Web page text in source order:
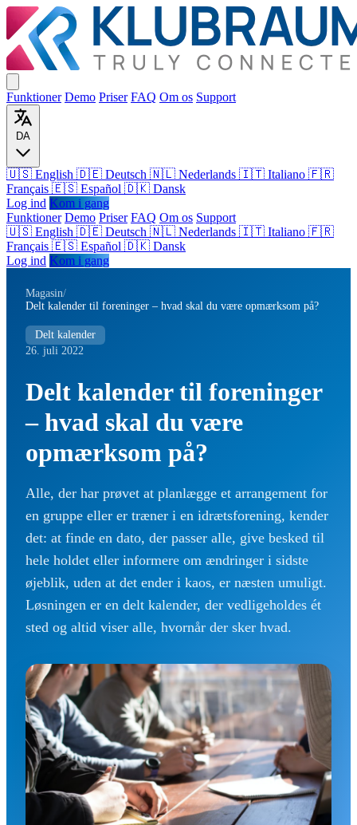
Funktioner Demo Priser FAQ Om os Support
DA
🇺🇸 English 🇩🇪 Deutsch 🇳🇱 Nederlands 🇮🇹 Italiano 🇫🇷
Français 🇪🇸 Español 🇩🇰 Dansk
Log ind Kom i gang
Funktioner Demo Priser FAQ Om os Support
🇺🇸 English 🇩🇪 Deutsch 🇳🇱 Nederlands 🇮🇹 Italiano 🇫🇷
Français 🇪🇸 Español 🇩🇰 Dansk
Log ind Kom i gang
Magasin/
Delt kalender til foreninger – hvad skal du være opmærksom på?
Delt kalender
26. juli 2022
Delt kalender til foreninger
– hvad skal du være
opmærksom på?
Alle, der har prøvet at planlægge et arrangement for
en gruppe eller er træner i en idrætsforening, kender
det: at finde en dato, der passer alle, give besked til
hele holdet eller informere om ændringer i sidste
øjeblik, uden at det ender i kaos, er næsten umuligt.
Løsningen er en delt kalender, der vedligeholdes ét
sted og altid viser alle, hvornår der sker hvad.